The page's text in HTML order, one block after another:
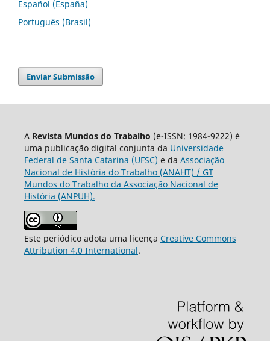
Español (España)
Português (Brasil)
Enviar Submissão
A Revista Mundos do Trabalho (e-ISSN: 1984-9222) é
uma publicação digital conjunta da Universidade
Federal de Santa Catarina (UFSC) e da Associação
Nacional de História do Trabalho (ANAHT) / GT
Mundos do Trabalho da Associação Nacional de
História (ANPUH).
Este periódico adota uma licença Creative Commons
Attribution 4.0 International.